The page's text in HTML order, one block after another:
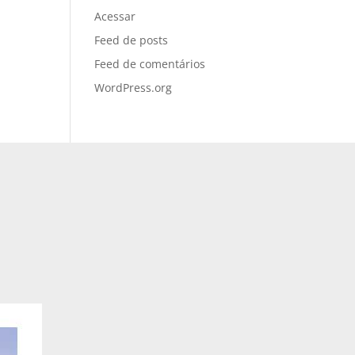
Acessar
Feed de posts
Feed de comentários
WordPress.org